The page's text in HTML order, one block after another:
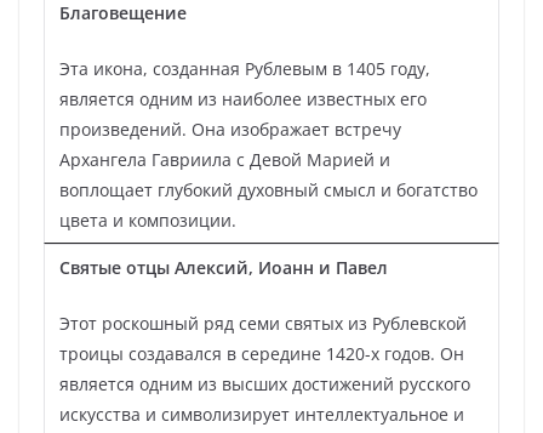
Благовещение
Эта икона, созданная Рублевым в 1405 году,
является одним из наиболее известных его
произведений. Она изображает встречу
Архангела Гавриила с Девой Марией и
воплощает глубокий духовный смысл и богатство
цвета и композиции.
Святые отцы Алексий, Иоанн и Павел
Этот роскошный ряд семи святых из Рублевской
троицы создавался в середине 1420-х годов. Он
является одним из высших достижений русского
искусства и символизирует интеллектуальное и